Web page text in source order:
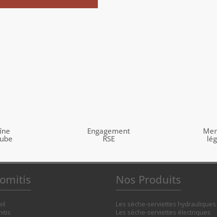
Engagement
RSE
Nos Produits
Les sèche-serviettes hydrauliques
Les sèche-serviettes électriques